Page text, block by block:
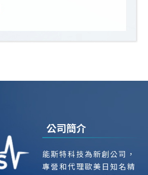
公司簡介
能斯特科技為新創公司，
專營和代理歐美日知名精